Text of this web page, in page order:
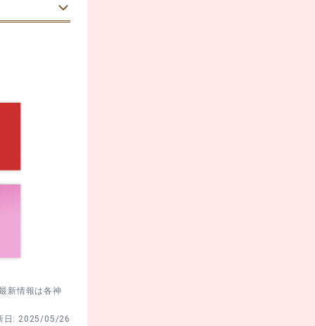
くり歩く計
新情報は各神
日: 2025/05/26